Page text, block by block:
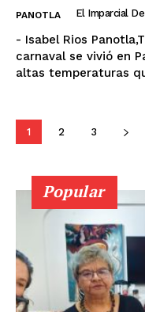
PANOTLA El Imparcial
- Isabel Rios Panotla,Tlax.- Una gran tarde de cierre de
carnaval se vivió en
altas temperaturas
1 2 3
Popular